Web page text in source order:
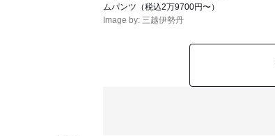
ムパンツ（税込2万9700円〜）
Image by: 三越伊勢丹